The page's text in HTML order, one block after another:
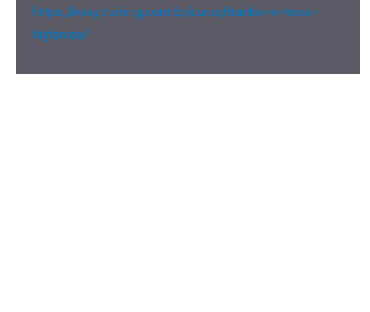
https://easytraining.com.br/curso/banho-e-tosa-
higienica/